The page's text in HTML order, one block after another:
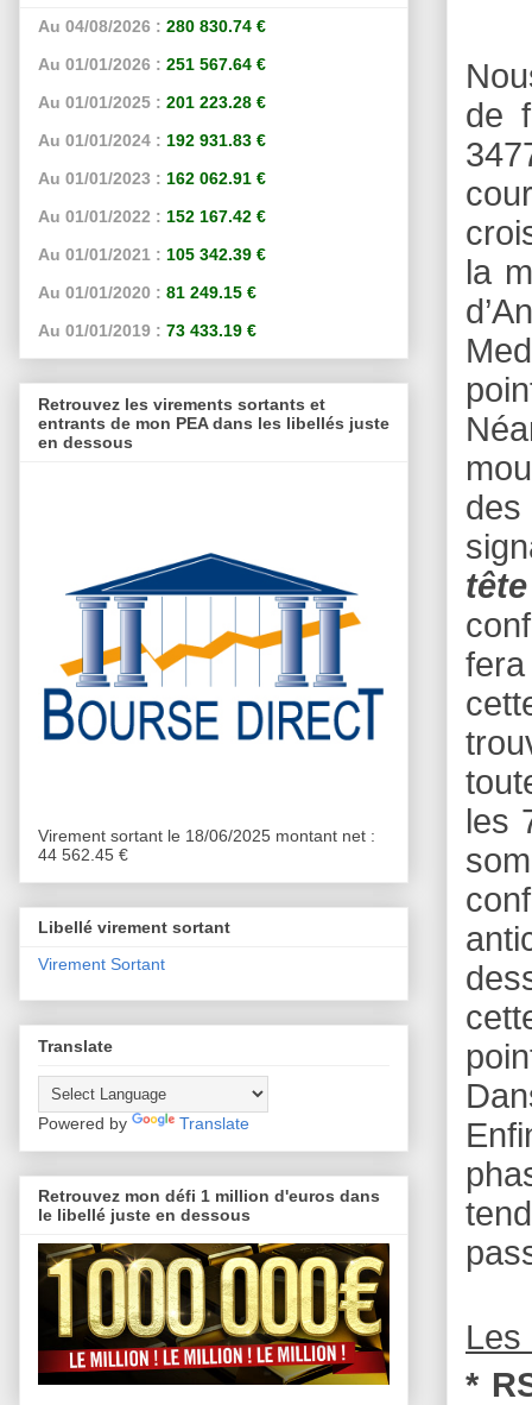
de
la
des
les
Les
*
Au 04/08/2026 : 280 830.74 €
Au 01/01/2026 : 251 567.64 €
Au 01/01/2025 : 201 223.28 €
Au 01/01/2024 : 192 931.83 €
Au 01/01/2023 : 162 062.91 €
Au 01/01/2022 : 152 167.42 €
Au 01/01/2021 : 105 342.39 €
Au 01/01/2020 : 81 249.15 €
Au 01/01/2019 : 73 433.19 €
Retrouvez les virements sortants et
entrants de mon PEA dans les libellés juste
en dessous
Virement sortant le 18/06/2025 montant net :
44 562.45 €
Libellé virement sortant
Virement Sortant
Translate
Powered by Translate
Retrouvez mon défi 1 million d'euros dans
le libellé juste en dessous